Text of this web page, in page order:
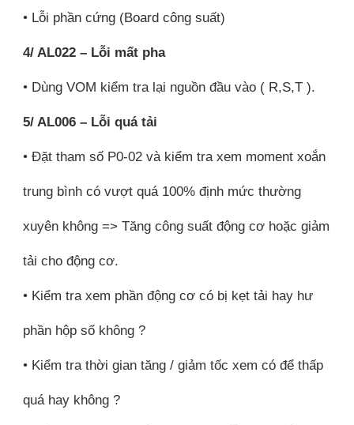
• Lỗi phần cứng (Board công suất)
4/ AL022 – Lỗi mất pha
• Dùng VOM kiểm tra lại nguồn đầu vào ( R,S,T ).
5/ AL006 – Lỗi quá tải
• Đặt tham số P0-02 và kiểm tra xem moment xoắn
trung bình có vượt quá 100% định mức thường
xuyên không => Tăng công suất động cơ hoặc giảm
tải cho động cơ.
• Kiểm tra xem phần động cơ có bị kẹt tải hay hư
phần hộp số không ?
• Kiểm tra thời gian tăng / giảm tốc xem có để thấp
quá hay không ?